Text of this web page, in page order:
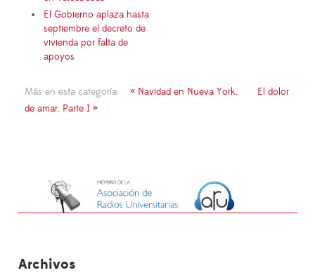
El Gobierno aplaza hasta
septiembre el decreto de
vivienda por falta de
apoyos
Más en esta categoría: « Navidad en Nueva York.
El dolor
de amar. Parte I »
Archivos